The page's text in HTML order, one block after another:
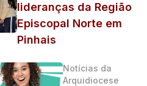
lideranças da Região
Episcopal Norte em
Pinhais
Notícias da
Arquidiocese